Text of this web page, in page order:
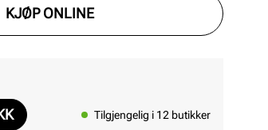
KJØP ONLINE
Tilgjengelig i 12 butikker